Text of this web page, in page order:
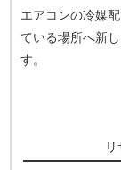
エアコンの冷媒
ている場所へ新
す。